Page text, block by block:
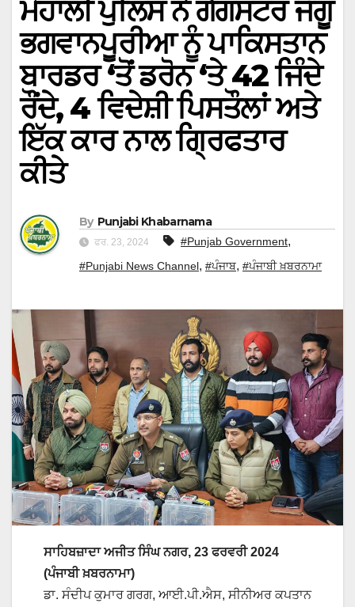
ਮੋਹਾਲੀ ਪੁਲਿਸ ਨੇ ਗੈਂਗਸਟਰ ਜੱਗੂ
ਭਗਵਾਨਪੂਰੀਆ ਨੂੰ ਪਾਕਿਸਤਾਨ
ਬਾਰਡਰ ‘ਤੋਂ ਡਰੋਨ ‘ਤੇ 42 ਜਿੰਦੇ
ਰੌਂਦੇ, 4 ਵਿਦੇਸ਼ੀ ਪਿਸਤੌਲਾਂ ਅਤੇ
ਇੱਕ ਕਾਰ ਨਾਲ ਗ੍ਰਿਫਤਾਰ
ਕੀਤੇ
By Punjabi Khabarnama
ਫਰ. 23, 2024 #Punjab Government,
#Punjabi News Channel, #ਪੰਜਾਬ, #ਪੰਜਾਬੀ ਖ਼ਬਰਨਾਮਾ
ਸਾਹਿਬਜ਼ਾਦਾ ਅਜੀਤ ਸਿੰਘ ਨਗਰ, 23 ਫਰਵਰੀ 2024
(ਪੰਜਾਬੀ ਖ਼ਬਰਨਾਮਾ)
ਡਾ. ਸੰਦੀਪ ਕੁਮਾਰ ਗਰਗ, ਆਈ.ਪੀ.ਐਸ, ਸੀਨੀਅਰ ਕਪਤਾਨ